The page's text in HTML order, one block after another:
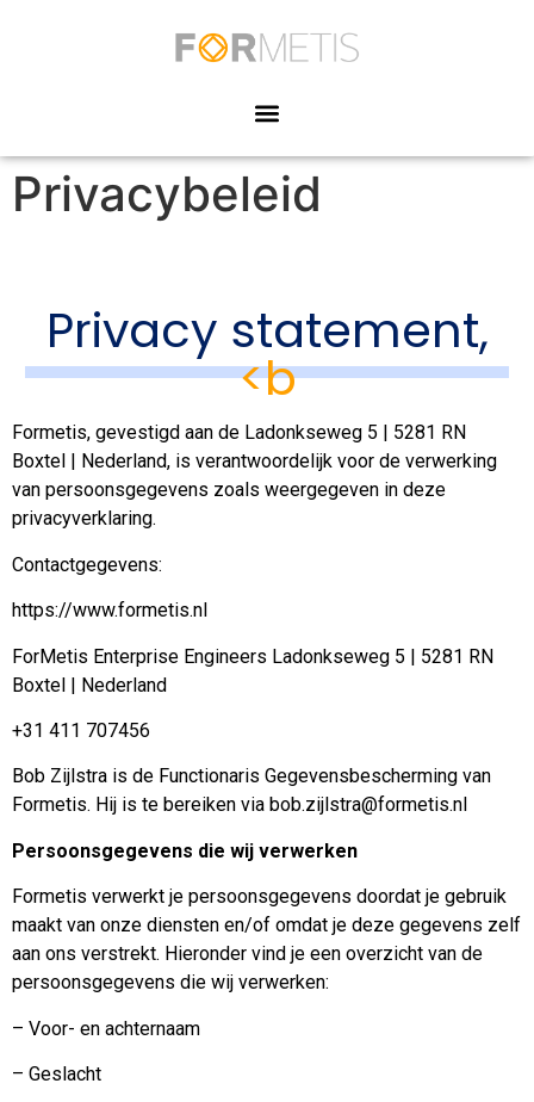
Privacybeleid
Privacy statement,
<b
Formetis, gevestigd aan de Ladonkseweg 5 | 5281 RN
Boxtel | Nederland, is verantwoordelijk voor de verwerking
van persoonsgegevens zoals weergegeven in deze
privacyverklaring.
Contactgegevens:
https://www.formetis.nl
ForMetis Enterprise Engineers Ladonkseweg 5 | 5281 RN
Boxtel | Nederland
+31 411 707456
Bob Zijlstra is de Functionaris Gegevensbescherming van
Formetis. Hij is te bereiken via bob.zijlstra@formetis.nl
Persoonsgegevens die wij verwerken
Formetis verwerkt je persoonsgegevens doordat je gebruik
maakt van onze diensten en/of omdat je deze gegevens zelf
aan ons verstrekt. Hieronder vind je een overzicht van de
persoonsgegevens die wij verwerken:
– Voor- en achternaam
– Geslacht